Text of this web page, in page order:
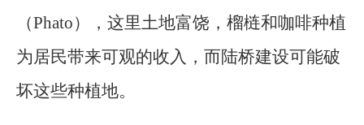
（Phato），这里土地富饶，榴梿和咖啡种植
为居民带来可观的收入，而陆桥建设可能破
坏这些种植地。